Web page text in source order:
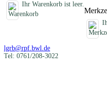
Ihr Warenkorb ist leer.
lgrb@rpf.bwl.de
Tel: 0761/208-3022